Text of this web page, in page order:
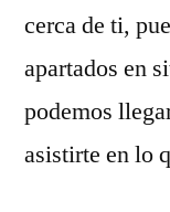
cerca de ti,
apartados en
podemos
asistirte en lo